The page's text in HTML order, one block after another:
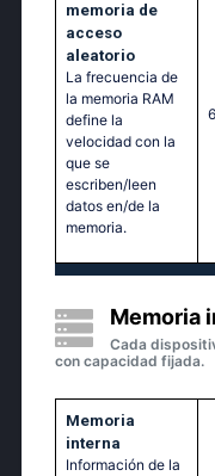
memoria de
acceso
aleatorio
La frecuencia de
la memoria RAM
define la
velocidad con la
que se
escriben/leen
datos en/de la
memoria.
Memoria
Cada
con capacidad fijada.
Memoria
interna
Información de la